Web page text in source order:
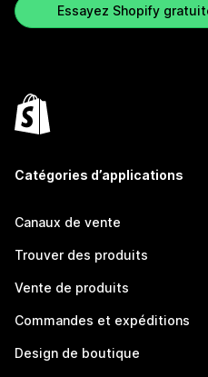
Essayez Shopify
Catégories d’applications
Canaux de vente
Trouver des produits
Vente de produits
Commandes et expéditions
Design de boutique